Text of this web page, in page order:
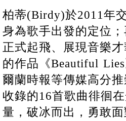
柏蒂(Birdy)於2011年
身為歌手出發的定位
正式起飛、展現音樂
的作品《Beautiful
爾蘭時報等傳媒高分
收錄的16首歌曲徘徊
量，破冰而出，勇敢